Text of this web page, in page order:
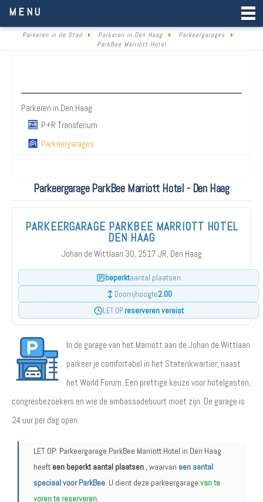
MENU
Parkeren in de Stad Parkeren in Den Haag
Parkeergarages
ParkBee Marriott Hotel
Parkeren in Den Haag
P+R Transferium
Parkeergarages
Parkeergarage ParkBee Marriott Hotel - Den Haag
PARKEERGARAGE PARKBEE MARRIOTT HOTEL
DEN HAAG
Johan de Wittlaan 30, 2517 JR, Den Haag
beperktaantal plaatsen
Doorrijhoogte2.00
LET OP:reserveren vereist
In de garage van het Marriott aan de Johan de Wittlaan
parkeer je comfortabel in het Statenkwartier, naast
het World Forum. Een prettige keuze voor hotelgasten,
congresbezoekers en wie de ambassadebuurt moet zijn. De garage is
24 uur per dag open.
LET OP: Parkeergarage ParkBee Marriott Hotel in Den Haag
heeft een beperkt aantal plaatsen , waarvan een aantal
speciaal voor ParkBee. U dient deze parkeergarage van te
voren te reserveren.